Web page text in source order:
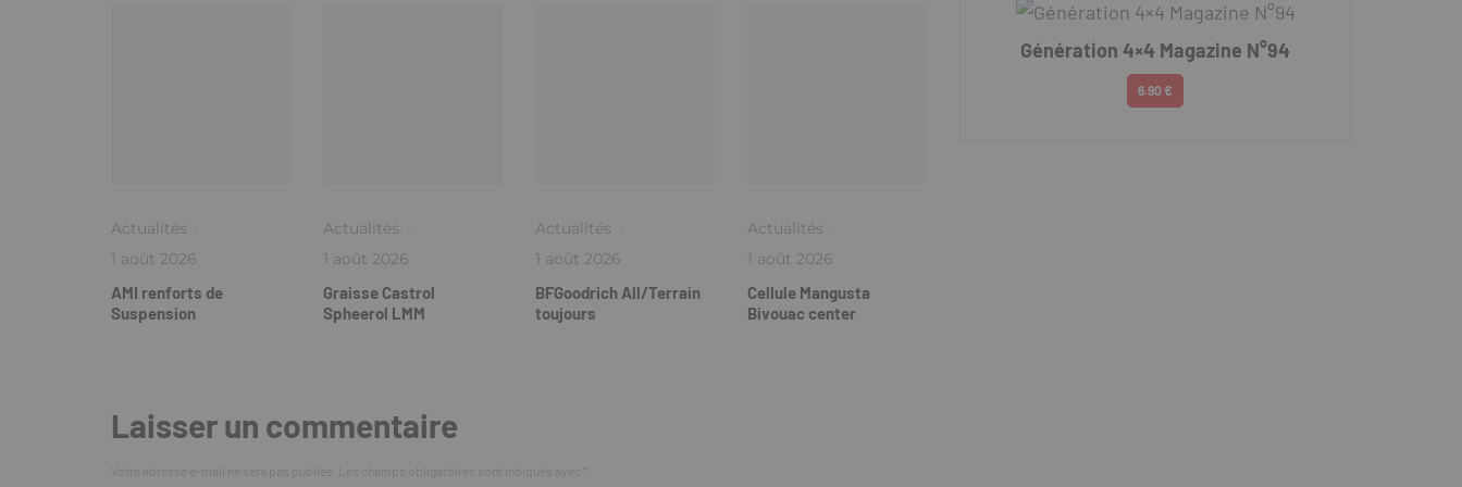
Actualités ·
1 août 2026
AMI renforts de
Suspension
Actualités ·
1 août 2026
Graisse Castrol
Spheerol LMM
Actualités ·
1 août 2026
BFGoodrich All/Terrain
toujours
Actualités ·
1 août 2026
Cellule Mangusta
Bivouac center
Laisser un commentaire
Génération 4×4 Magazine N°94
6.90 €